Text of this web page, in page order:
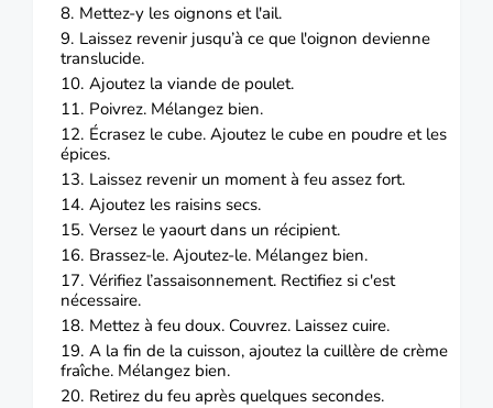
Mettez-y les oignons et l'ail.
Laissez revenir jusqu’à ce que l'oignon devienne
translucide.
Ajoutez la viande de poulet.
Poivrez. Mélangez bien.
Écrasez le cube. Ajoutez le cube en poudre et les
épices.
Laissez revenir un moment à feu assez fort.
Ajoutez les raisins secs.
Versez le yaourt dans un récipient.
Brassez-le. Ajoutez-le. Mélangez bien.
Vérifiez l’assaisonnement. Rectifiez si c'est
nécessaire.
Mettez à feu doux. Couvrez. Laissez cuire.
A la fin de la cuisson, ajoutez la cuillère de crème
fraîche. Mélangez bien.
Retirez du feu après quelques secondes.